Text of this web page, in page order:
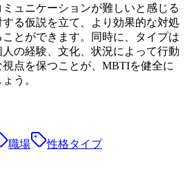
ュニケーションが難しいと感じる
る仮説を立て、より効果的な対処
とができます。同時に、タイプは
の経験、文化、状況によって行動
点を保つことが、MBTIを健全に
う。
職場 性格タイプ